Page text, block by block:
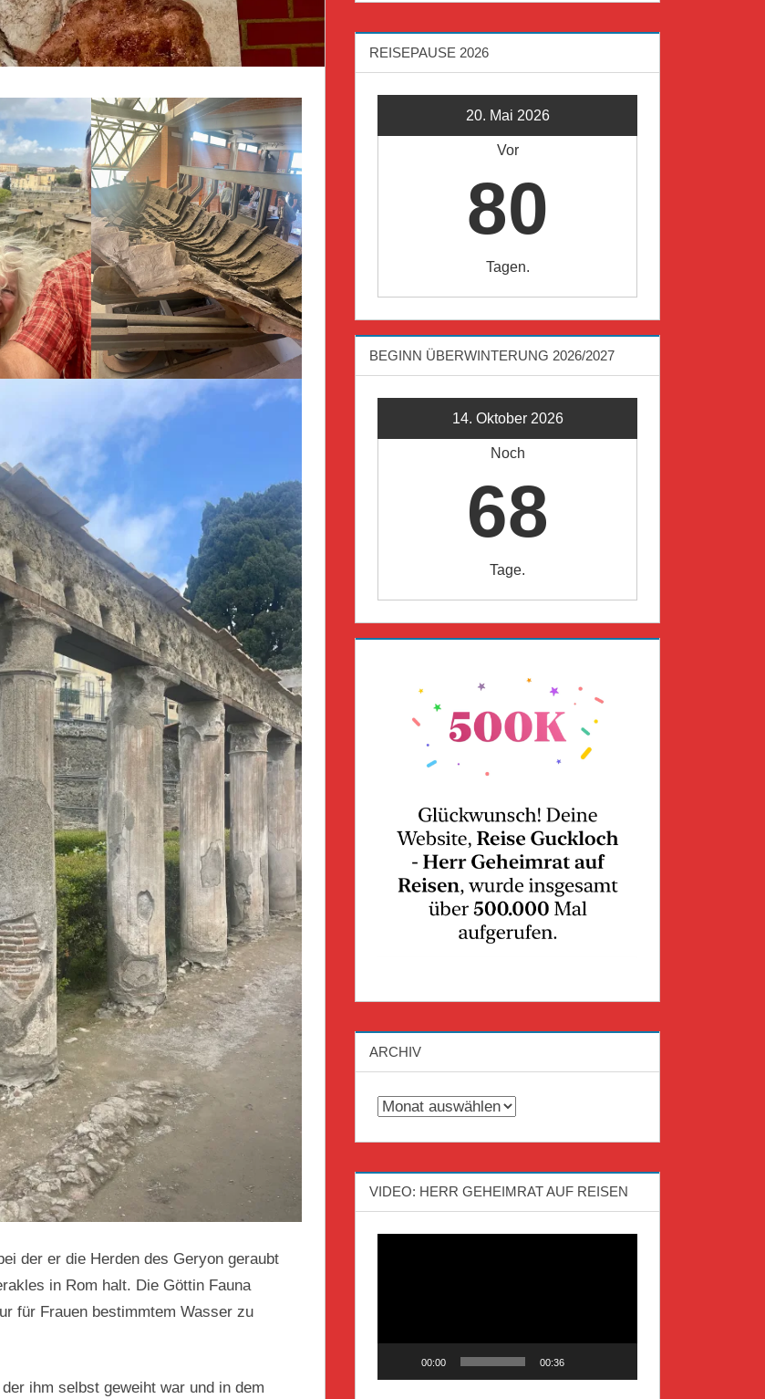
der er die Herden des Geryon geraubt
in Rom halt. Die Göttin Fauna
für Frauen bestimmtem Wasser zu
ihm selbst geweiht war und in dem
REISEPAUSE 2026
20. Mai 2026
Vor
80
Tagen.
BEGINN ÜBERWINTERUNG 2026/2027
14. Oktober 2026
Noch
68
Tage.
ARCHIV
Archiv
VIDEO: HERR GEHEIMRAT AUF REISEN
00:00 00:36